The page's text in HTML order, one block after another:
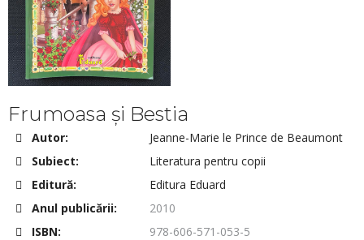
Frumoasa și Bestia
Autor:
Jeanne-Marie le Prince de Beaumont
Subiect:
Literatura pentru copii
Editură:
Editura Eduard
Anul publicării:
2010
ISBN:
978-606-571-053-5